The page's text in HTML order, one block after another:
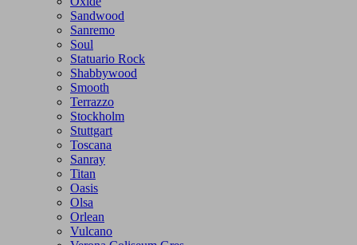
Sandwood
Sanremo
Soul
Statuario Rock
Shabbywood
Smooth
Terrazzo
Stockholm
Stuttgart
Toscana
Sanray
Titan
Oasis
Olsa
Orlean
Vulcano